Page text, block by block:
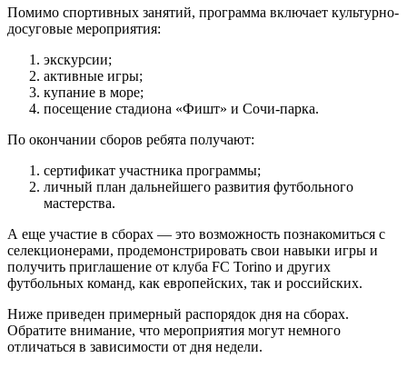
Помимо спортивных занятий, программа включает культурно-
досуговые мероприятия:
экскурсии;
активные игры;
купание в море;
посещение стадиона «Фишт» и Сочи-парка.
По окончании сборов ребята получают:
сертификат участника программы;
личный план дальнейшего развития футбольного
мастерства.
А еще участие в сборах — это возможность познакомиться с
селекционерами, продемонстрировать свои навыки игры и
получить приглашение от клуба FC Torino и других
футбольных команд, как европейских, так и российских.
Ниже приведен примерный распорядок дня на сборах.
Обратите внимание, что мероприятия могут немного
отличаться в зависимости от дня недели.